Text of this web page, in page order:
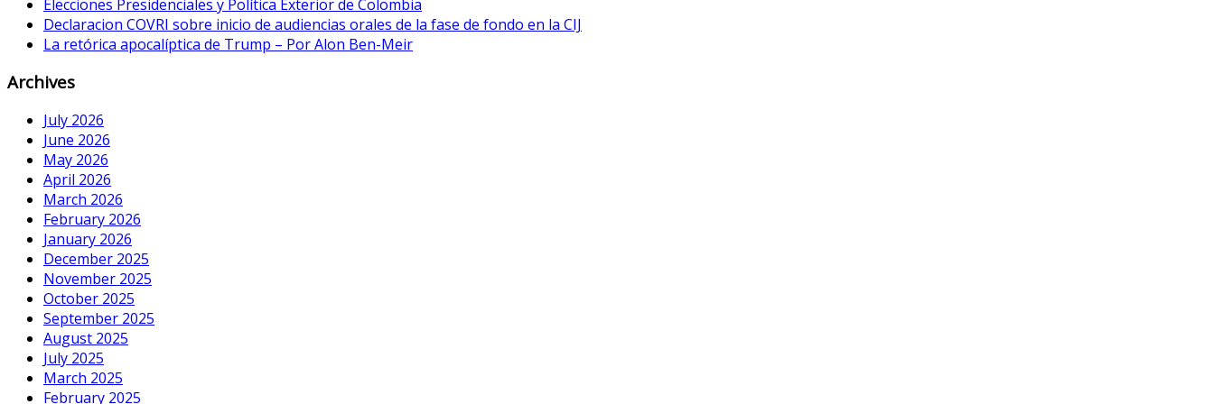
Elecciones Presidenciales y Política Exterior de Colombia
Declaracion COVRI sobre inicio de audiencias orales de la fase de fondo en la CIJ
La retórica apocalíptica de Trump – Por Alon Ben-Meir
Archives
July 2026
June 2026
May 2026
April 2026
March 2026
February 2026
January 2026
December 2025
November 2025
October 2025
September 2025
August 2025
July 2025
March 2025
February 2025